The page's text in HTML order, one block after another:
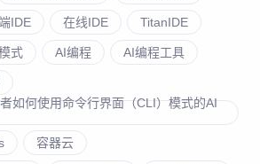
IDE 在线IDE TitanIDE
式 AI编程 AI编程工具
如何使用命令行界面（CLI）模式的AI
容器云